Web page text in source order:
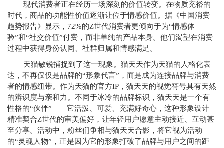
现代消费者正在经历一场深刻的价值转变。在物质充裕的
时代，商品的功能性价值逐渐让位于情感价值。据《中国消费
趋势报告》显示，72%的Z世代消费者更倾向于为“情感体
验”和“社交价值”付费，而非单纯的产品本身。他们渴望在消费
过程中获得身份认同、 社群归属和情感满足 。
天猫敏锐捕捉到了这一现象 。猫天天作为天猫的人格化表
达，不再仅仅是品牌的“形象代言”，而是成为连接品牌与消费
者的情感纽带。作为天猫的官方IP，猫天天的视觉符号具有天然
的辨识度与亲和力。不同于冰冷的品牌标识，猫天天是一个有
性格的“伙伴”——它活泼、可爱、充满好奇心，这种形象设计
精准契合Z世代的审美偏好，让年轻用户愿意主动接近、互动甚
至分享。活动中，粉丝们争相与猫天天合影，将它视为活动
的“灵魂人物”，正是因为它的形象打破了品牌与用户之间的距